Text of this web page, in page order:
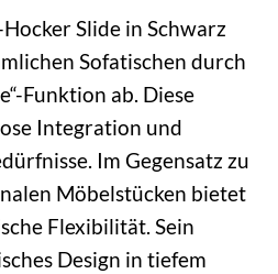
Slide in Schwarz
Sofatischen durch
Funktion ab. Diese
Integration und
Im Gegensatz zu
Möbelstücken bietet
Flexibilität. Sein
Design in tiefem